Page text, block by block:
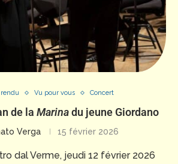
Vu pour vous Concert
de la Marinadu jeune Giordano
Verga 15 février 2026
dal Verme, jeudi 12 février 2026